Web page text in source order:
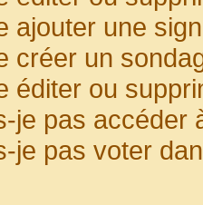
ajouter une
créer un
éditer ou
je pas accéder
je pas voter